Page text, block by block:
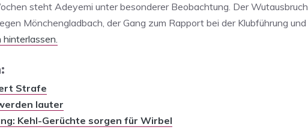
steht Adeyemi unter besonderer Beobachtung. Der Wutausbruch
Mönchengladbach, der Gang zum Rapport bei der Klubführung und
hinterlassen.
Strafe
lauter
Kehl-Gerüchte sorgen für Wirbel